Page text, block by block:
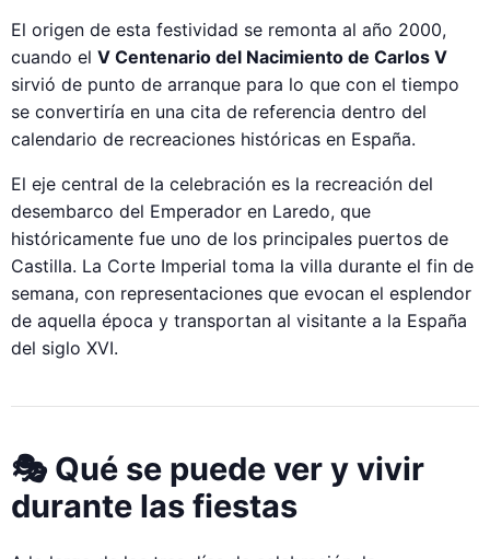
El origen de esta festividad se remonta al año 2000,
cuando el V Centenario del Nacimiento de Carlos V
sirvió de punto de arranque para lo que con el tiempo
se convertiría en una cita de referencia dentro del
calendario de recreaciones históricas en España.
El eje central de la celebración es la recreación del
desembarco del Emperador en Laredo, que
históricamente fue uno de los principales puertos de
Castilla. La Corte Imperial toma la villa durante el fin de
semana, con representaciones que evocan el esplendor
de aquella época y transportan al visitante a la España
del siglo XVI.
🎭 Qué se puede ver y vivir
durante las fiestas